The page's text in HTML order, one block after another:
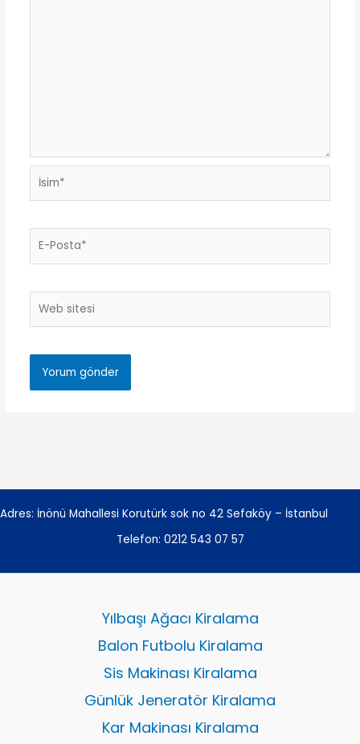
Posta*
sitesi
Adres: İnönü Mahallesi Korutürk sok no 42 Sefaköy – İstanbul
Telefon: 0212 543 07 57
Yılbaşı Ağacı Kiralama
Balon Futbolu Kiralama
Sis Makinası Kiralama
Günlük Jeneratör Kiralama
Kar Makinası Kiralama